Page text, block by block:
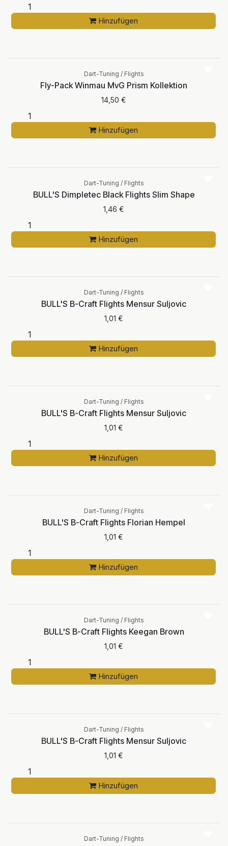
Hinzufügen
Dart-Tuning / Flights
Fly-Pack Winmau MvG Prism Kollektion
14,50 €
Hinzufügen
Dart-Tuning / Flights
BULL'S Dimpletec Black Flights Slim Shape
1,46 €
Hinzufügen
Dart-Tuning / Flights
BULL'S B-Craft Flights Mensur Suljovic
1,01 €
Hinzufügen
Dart-Tuning / Flights
BULL'S B-Craft Flights Mensur Suljovic
1,01 €
Hinzufügen
Dart-Tuning / Flights
BULL'S B-Craft Flights Florian Hempel
1,01 €
Hinzufügen
Dart-Tuning / Flights
BULL'S B-Craft Flights Keegan Brown
1,01 €
Hinzufügen
Dart-Tuning / Flights
BULL'S B-Craft Flights Mensur Suljovic
1,01 €
Hinzufügen
Dart-Tuning / Flights